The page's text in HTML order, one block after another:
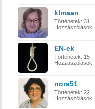
klmaan
Történetek: 31
Hozzászólások:
EN-ek
Történetek: 15
Hozzászólások:
nora51
Történetek: 22
Hozzászólások: